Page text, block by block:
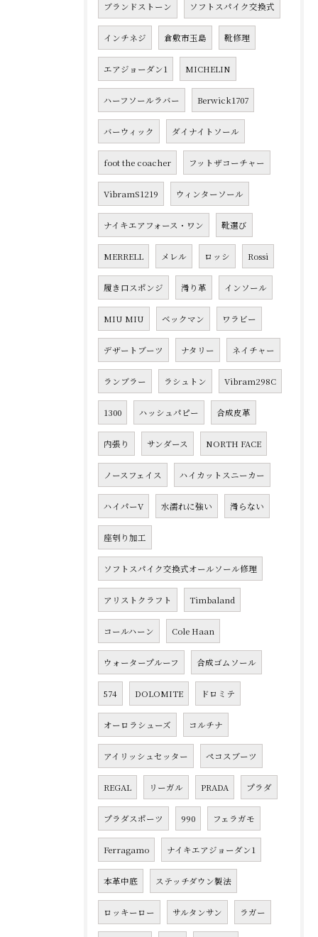
ブランドストーン ソフトスパイク交換式
インチネジ 倉敷市玉島 靴修理
エアジョーダン1 MICHELIN
ハーフソールラバー Berwick1707
バーウィック ダイナイトソール
foot the coacher フットザコーチャー
VibramS1219 ウィンターソール
ナイキエアフォース・ワン 靴選び
MERRELL メレル ロッシ Rossi
履き口スポンジ 滑り革 インソール
MIU MIU ベックマン ワラビー
デザートブーツ ナタリー ネイチャー
ランブラー ラシュトン Vibram298C
1300 ハッシュパピー 合成皮革
内張り サンダース NORTH FACE
ノースフェイス ハイカットスニーカー
ハイパーV 水濡れに強い 滑らない
座刳り加工
ソフトスパイク交換式オールソール修理
アリストクラフト Timbaland
コールハーン Cole Haan
ウォータープルーフ 合成ゴムソール
574 DOLOMITE ドロミテ
オーロラシューズ コルチナ
アイリッシュセッター ペコスブーツ
REGAL リーガル PRADA プラダ
プラダスポーツ 990 フェラガモ
Ferragamo ナイキエアジョーダン1
本革中底 ステッチダウン製法
ロッキーロー サルタンサン ラガー